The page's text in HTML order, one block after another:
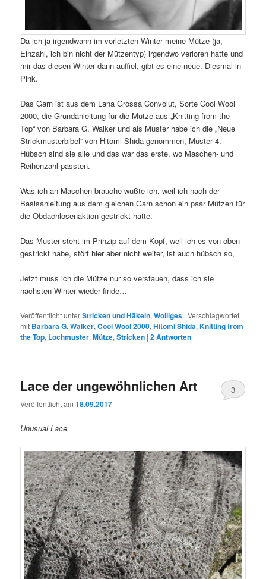
Da ich ja irgendwann im vorletzten Winter meine Mütze (ja,
Einzahl, ich bin nicht der Mützentyp) irgendwo verloren hatte und
mir das diesen Winter dann auffiel, gibt es eine neue. Diesmal in
Pink.
Das Garn ist aus dem Lana Grossa Convolut, Sorte Cool Wool
2000, die Grundanleitung für die Mütze aus „Knitting from the
Top“ von Barbara G. Walker und als Muster habe ich die „Neue
Strickmusterbibel“ von Hitomi Shida genommen, Muster 4.
Hübsch sind sie alle und das war das erste, wo Maschen- und
Reihenzahl passten.
Was ich an Maschen brauche wußte ich, weil ich nach der
Basisanleitung aus dem gleichen Garn schon ein paar Mützen für
die Obdachlosenaktion gestrickt hatte.
Das Muster steht im Prinzip auf dem Kopf, weil ich es von oben
gestrickt habe, stört hier aber nicht weiter, ist auch hübsch so,
Jetzt muss ich die Mütze nur so verstauen, dass ich sie
nächsten Winter wieder finde…
Veröffentlicht unterStricken und Häkeln,Wolliges |Verschlagwortet
mit Barbara G. Walker,Cool Wool 2000,Hitomi Shida,Knitting from
the Top, Lochmuster,Mütze,Stricken |2Antworten
Lace der ungewöhnlichen Art
Veröffentlicht am18.09.2017
3
Unusual Lace